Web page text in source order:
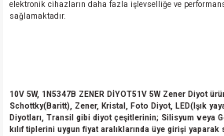
elektronik cihazların daha fazla işlevselliğe ve
sağlamaktadır.
10V 5W, 1N5347B ZENER DİYOT51V 5W Zener Diyot
Schottky(Baritt), Zener, Kristal, Foto Diyot, LED(Işık
Diyotları, Transil gibi diyot çeşitlerinin; Silisyum veya
kılıf tiplerini uygun fiyat aralıklarında üye girişi